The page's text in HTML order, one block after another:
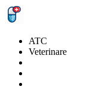
ATC
Veterinare